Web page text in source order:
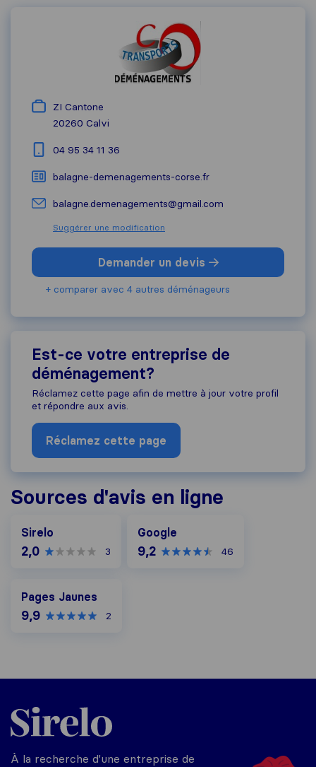
ZI Cantone
20260 Calvi
04 95 34 11 36
balagne-demenagements-corse.fr
balagne.demenagements@gmail.com
Suggérer une modification
Demander un devis
+ comparer avec 4 autres déménageurs
Est-ce votre entreprise de
déménagement?
Réclamez cette page afin de mettre à jour votre profil
et répondre aux avis.
Réclamez cette page
Sources d'avis en ligne
Sirelo
2,0 3
Google
9,2 46
Pages Jaunes
9,9 2
Sirelo.fr
À la recherche d'une entreprise de